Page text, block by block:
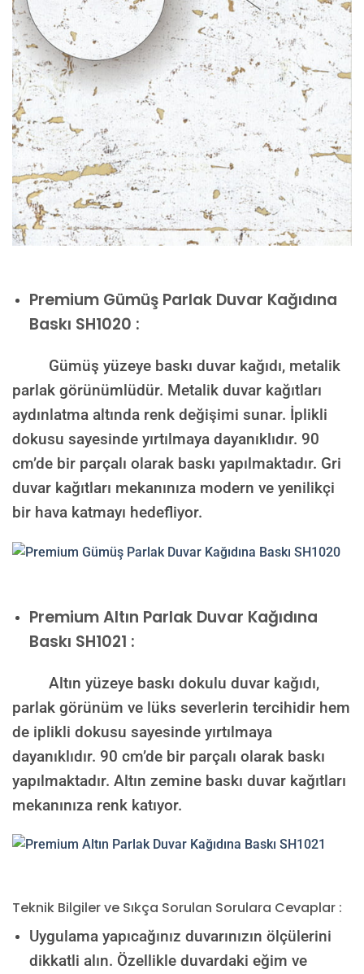
Premium Gümüş Parlak Duvar Kağıdına
Baskı SH1020 :
Gümüş yüzeye baskı duvar kağıdı, metalik
parlak görünümlüdür. Metalik duvar kağıtları
aydınlatma altında renk değişimi sunar. İplikli
dokusu sayesinde yırtılmaya dayanıklıdır. 90
cm’de bir parçalı olarak baskı yapılmaktadır. Gri
duvar kağıtları mekanınıza modern ve yenilikçi
bir hava katmayı hedefliyor.
PremiumAltın Parlak Duvar Kağıdına
Baskı SH1021 :
Altın yüzeye baskı dokulu duvar kağıdı,
parlak görünüm ve lüks severlerin tercihidir hem
de iplikli dokusu sayesinde yırtılmaya
dayanıklıdır. 90 cm’de bir parçalı olarak baskı
yapılmaktadır. Altın zemine baskı duvar kağıtları
mekanınıza renk katıyor.
Teknik Bilgiler ve Sıkça Sorulan Sorulara Cevaplar :
Uygulama yapıcağınız duvarınızın ölçülerini
dikkatli alın. Özellikle duvardaki eğim ve